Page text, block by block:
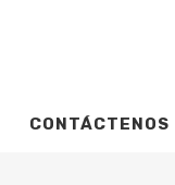
CONTÁCTENOS